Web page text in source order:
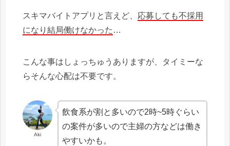
スキマバイトアプリと言えど、 応募しても不採用
になり結局働けなかった …
こんな事はしょっちゅうありますが、タイミーな
らそんな心配は不要です。
Aki
飲食系が割と多いので2時~5時ぐらい
の案件が多いので主婦の方などは働き
やすいかも。